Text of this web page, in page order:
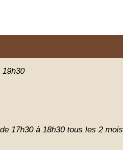
17h30 à 18h30 tous les 2 mois